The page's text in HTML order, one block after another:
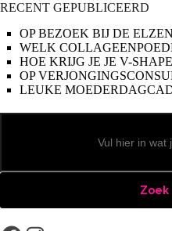
RECENT GEPUBLICEERD
OP BEZOEK BIJ DE
WELK
HOE KRIJG JE JE V-
OP
LEUKE
Zoeken
Zoek